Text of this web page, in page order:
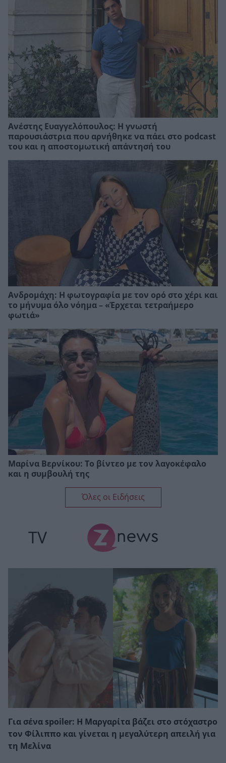
Ανέστης Ευαγγελόπουλος: Η γνωστή
παρουσιάστρια που αρνήθηκε να πάει στο podcast
του και η αποστομωτική απάντησή του
Ανδρομάχη: Η φωτογραφία με τον ορό στο χέρι και
το μήνυμα όλο νόημα – «Έρχεται τετραήμερο
φωτιά»
Μαρίνα Βερνίκου: Το βίντεο με τον λαγοκέφαλο
και η συμβουλή της
Όλες οι Ειδήσεις
TV
Για σένα spoiler: Η Μαργαρίτα βάζει στο στόχαστρο
τον Φίλιππο και γίνεται η μεγαλύτερη απειλή για
τη Μελίνα